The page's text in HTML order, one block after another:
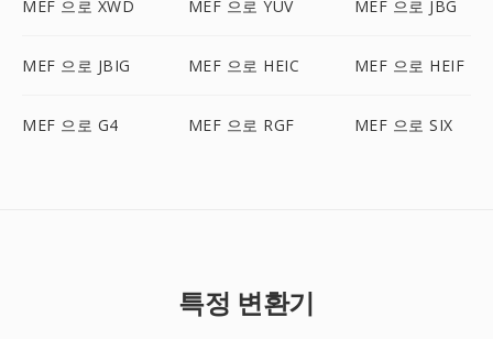
MEF 으로 XWD MEF 으로 YUV MEF 으로 JBG
MEF 으로 JBIG MEF 으로 HEIC MEF 으로 HEIF
MEF 으로 G4 MEF 으로 RGF MEF 으로 SIX
특정 변환기